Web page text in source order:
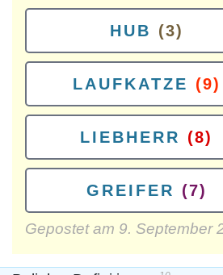
HUB (3)
LAUFKATZE (9)
LIEBHERR (8)
GREIFER (7)
Gepostet am 9. September